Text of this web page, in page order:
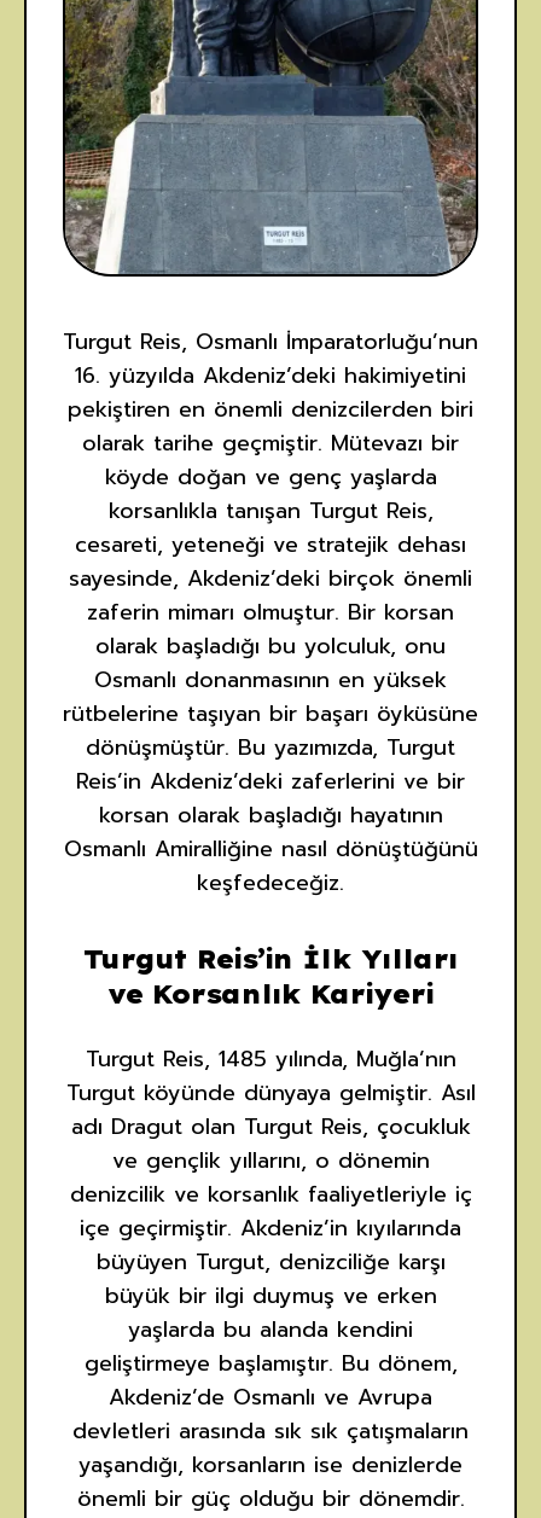
Turgut Reis, Osmanlı İmparatorluğu’nun
16. yüzyılda Akdeniz’deki hakimiyetini
pekiştiren en önemli denizcilerden biri
olarak tarihe geçmiştir. Mütevazı bir
köyde doğan ve genç yaşlarda
korsanlıkla tanışan Turgut Reis,
cesareti, yeteneği ve stratejik dehası
sayesinde, Akdeniz’deki birçok önemli
zaferin mimarı olmuştur. Bir korsan
olarak başladığı bu yolculuk, onu
Osmanlı donanmasının en yüksek
rütbelerine taşıyan bir başarı öyküsüne
dönüşmüştür. Bu yazımızda, Turgut
Reis’in Akdeniz’deki zaferlerini ve bir
korsan olarak başladığı hayatının
Osmanlı Amiralliğine nasıl dönüştüğünü
keşfedeceğiz.
Turgut Reis’in İlk Yılları
ve Korsanlık Kariyeri
Turgut Reis, 1485 yılında, Muğla’nın
Turgut köyünde dünyaya gelmiştir. Asıl
adı Dragut olan Turgut Reis, çocukluk
ve gençlik yıllarını, o dönemin
denizcilik ve korsanlık faaliyetleriyle iç
içe geçirmiştir. Akdeniz’in kıyılarında
büyüyen Turgut, denizciliğe karşı
büyük bir ilgi duymuş ve erken
yaşlarda bu alanda kendini
geliştirmeye başlamıştır. Bu dönem,
Akdeniz’de Osmanlı ve Avrupa
devletleri arasında sık sık çatışmaların
yaşandığı, korsanların ise denizlerde
önemli bir güç olduğu bir dönemdir.